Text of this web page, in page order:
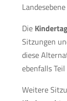
Die
Sitzungen
diese
ebenfalls
Weitere